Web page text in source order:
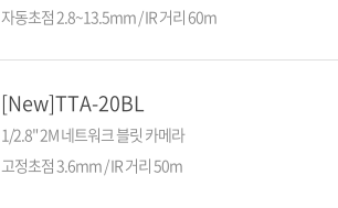
자동초점 2.8~13.5mm / IR 거리 60m
[New]TTA-20BL
1/2.8" 2M 네트워크 블릿 카메라
고정초점 3.6mm / IR 거리 50m